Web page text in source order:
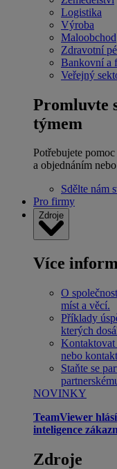
Logistika
Výroba
Maloobchod
Zdravotní
Bankovní a
Veřejný
Promluvte
týmem
Potřebujete
a objednáním
Sdělte nám
Pro firmy
Zdroje
Více
O
míst a věcí.
Příklady
kterých
Kontaktovat
nebo
Staňte se
NOVINKY
TeamViewer
inteligence
Zdroje